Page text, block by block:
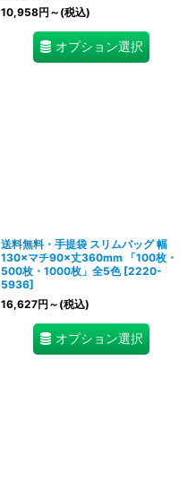
10,958円 ～ (税込)
オプション選択
送料無料・手提袋 スリムバッグ 幅
130×マチ90×丈360mm 「100枚・
500枚・1000枚」全5色 [2220-
5936]
16,627円 ～ (税込)
オプション選択